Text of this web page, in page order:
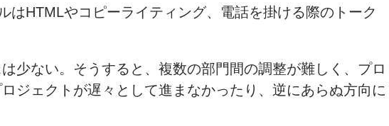
HTMLやコピーライティング、電話を掛ける際のトーク
少ない。そうすると、複数の部門間の調整が難しく、プロ
ジェクトが遅々として進まなかったり、逆にあらぬ方向に